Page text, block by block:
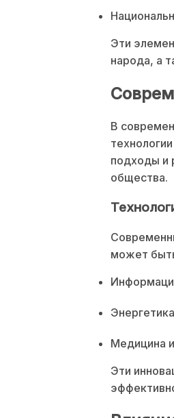
Эти
народа, а
В
подходы и
общества.
может
Медицина
Эти